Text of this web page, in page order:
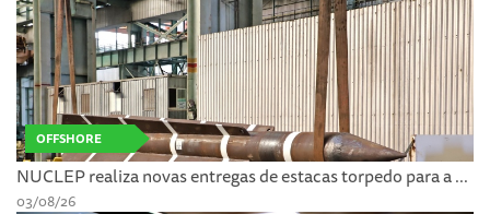
OFFSHORE
NUCLEP realiza novas entregas de estacas torpedo para a ...
03/08/26